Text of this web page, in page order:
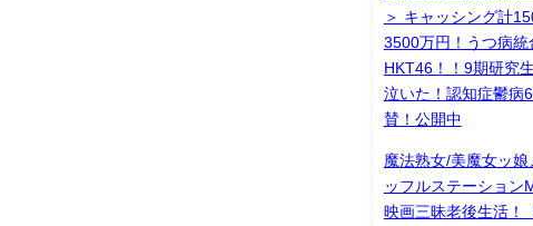
＞ キャッシング計
3500万円！うつ病統
HKT46！！9期研究
泣いた！認知症鬱病
賛！公開中
魔法熟女/美魔女ッ
ッフルステーション
映画三昧老後生活！